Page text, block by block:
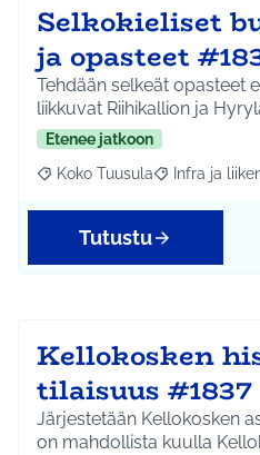
Selkokieliset
ja opasteet
Tehdään selkeät opasteet
liikkuvat Riihikallion ja
Etenee jatkoon
Rajaa tulokset aihepiirin
Koko Tuusula RajaaInfra ja
Tutustu
Kellokosken
tilaisuus #1837
Järjestetään Kellokosken
on mahdollista kuulla